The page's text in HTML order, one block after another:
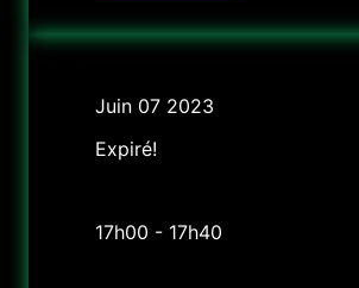
Juin 07 2023
Expiré!
17h00 - 17h40